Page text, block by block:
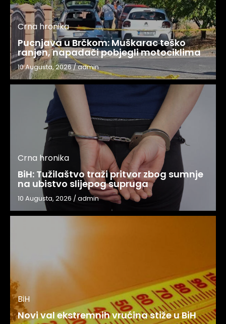
Crna hronika
Pucnjava u Brčkom: Muškarac teško
ranjen, napadači pobjegli motociklima
10 Augusta, 2026/admin
Crna hronika
BiH: Tužilaštvo traži pritvor zbog sumnje
na ubistvo slijepog supruga
10 Augusta, 2026 /admin
BiH
Novi val ekstremnih vrućina stiže u BiH